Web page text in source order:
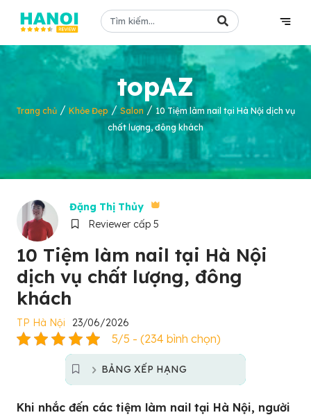
topAZ
Trang chủ / Khỏe Đẹp / Salon / 10 Tiệm làm nail tại Hà Nội dịch vụ
chất lượng, đông khách
Đặng Thị Thủy
Reviewer cấp 5
10 Tiệm làm nail tại Hà Nội
dịch vụ chất lượng, đông
khách
TP Hà Nội 23/06/2026
5/5 - (234 bình chọn)
BẢNG XẾP HẠNG
Khi nhắc đến các tiệm làm nail tại Hà Nội, người